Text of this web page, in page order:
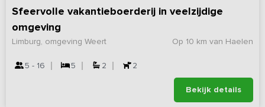
Sfeervolle vakantieboerderij in veelzijdige
omgeving
Op 10 km van Haelen
Limburg, omgeving Weert
5 - 16 5 2 2
Bekijk details